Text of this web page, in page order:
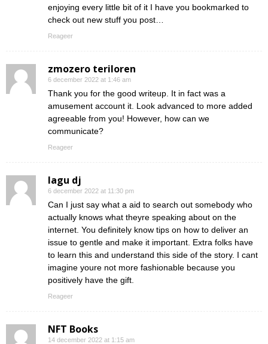
enjoying every little bit of it I have you bookmarked to
check out new stuff you post…
Reageer
zmozero teriloren
6 december 2022 at 1:46 am
Thank you for the good writeup. It in fact was a
amusement account it. Look advanced to more added
agreeable from you! However, how can we
communicate?
Reageer
lagu dj
6 december 2022 at 11:30 pm
Can I just say what a aid to search out somebody who
actually knows what theyre speaking about on the
internet. You definitely know tips on how to deliver an
issue to gentle and make it important. Extra folks have
to learn this and understand this side of the story. I cant
imagine youre not more fashionable because you
positively have the gift.
Reageer
NFT Books
14 december 2022 at 1:15 am